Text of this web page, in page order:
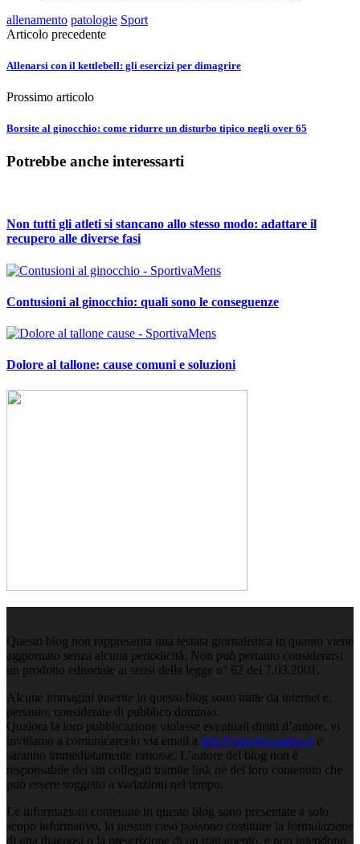
allenamento patologie Sport
Articolo precedente
Allenarsi con il kettlebell: gli esercizi per dimagrire
Prossimo articolo
Borsite al ginocchio: come ridurre un disturbo tipico negli over 65
Potrebbe anche interessarti
Non tutti gli atleti si stancano allo stesso modo: adattare il
recupero alle diverse fasi
Contusioni al ginocchio: quali sono le conseguenze
Dolore al tallone: cause comuni e soluzioni
Questo blog non rappresenta una testata giornalistica in quanto viene
aggiornato senza alcuna periodicità. Non può pertanto considerarsi
un prodotto editoriale ai sensi della legge n° 62 del 7.03.2001.
Alcune immagini inserite in questo blog sono tratte da internet e,
pertanto, considerate di pubblico dominio.
Qualora la loro pubblicazione violasse eventuali diritti d’autore, vi
invitiamo a comunicarcelo via email a info@sportiva-mens.it e
saranno immediatamente rimosse. L’autore del blog non è
responsabile dei siti collegati tramite link né del loro contenuto che
può essere soggetto a variazioni nel tempo.
Le informazioni contenute in questo blog sono presentate a solo
scopo informativo, in nessun caso possono costituire la formulazione
di una diagnosi o la prescrizione di un trattamento, e non intendono